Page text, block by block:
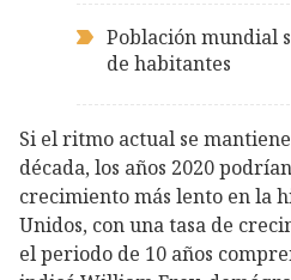
Población mundial
de habitantes
Si el ritmo actual se
década, los años 2020
crecimiento más lento en la
Unidos, con una tasa de
el periodo de 10 años